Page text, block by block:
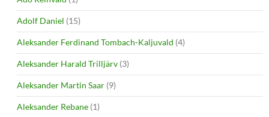
Adolf Daniel (15)
Aleksander Ferdinand Tombach-Kaljuvald (4)
Aleksander Harald Trilljärv (3)
Aleksander Martin Saar (9)
Aleksander Rebane (1)